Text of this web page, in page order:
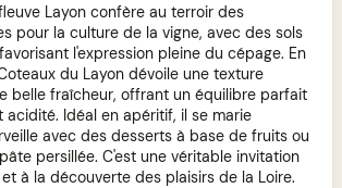
Layon confère au terroir des
pour la culture de la vigne, avec des sols
l'expression pleine du cépage. En
du Layon dévoile une texture
belle fraîcheur, offrant un équilibre parfait
Idéal en apéritif, il se marie
avec des desserts à base de fruits ou
persillée. C'est une véritable invitation
à la découverte des plaisirs de la Loire.